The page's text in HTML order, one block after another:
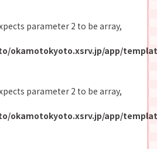
parameter 2 to be array,
okamotokyoto.xsrv.jp/app/
parameter 2 to be array,
okamotokyoto.xsrv.jp/app/